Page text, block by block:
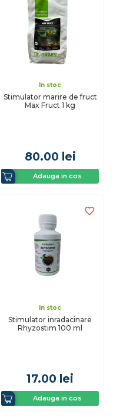
In stoc
Stimulator marire de fruct
Max Fruct 1 kg
80.00 lei
Adauga in cos
In stoc
Stimulator inradacinare
Rhyzostim 100 ml
17.00 lei
Adauga in cos